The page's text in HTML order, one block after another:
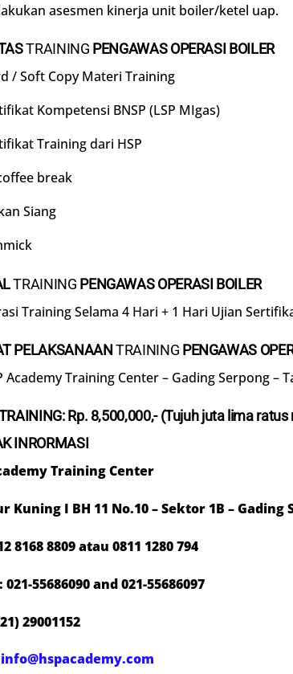
asesmen kinerja unit boiler/ketel uap.
TRAINING PENGAWAS OPERASI BOILER
/ Soft Copy Materi Training
Kompetensi BNSP (LSP MIgas)
Training dari HSP
break
Siang
TRAINING PENGAWAS OPERASI BOILER
Training Selama 4 Hari + 1 Hari Ujian
PELAKSANAANTRAINING PENGAWAS
Academy Training Center – Gading Serpong –
Rp. 8,500,000,-(Tujuhjuta lima ratus
INRORMASI
Training Center
Kuning I BH 11 No.10 – Sektor 1B –
8168 8809 atau 0811 1280 794
021-55686090 and 021-55686097
29001152
info@hspacademy.com